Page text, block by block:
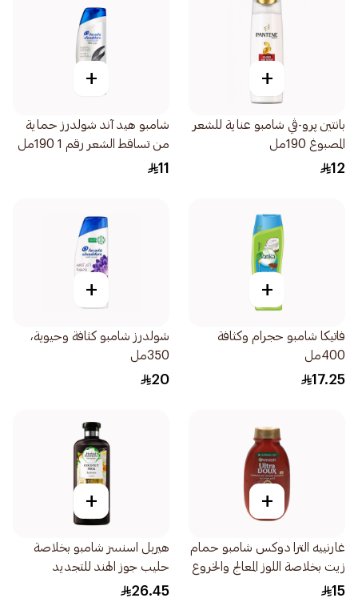
+
بانتين پرو-ڤي شامبو عناية للشعر
المصبوغ 190مل
12
+
شامبو هيد آند شولدرز حماية
من تساقط الشعر رقم 1 190مل
11
+
فاتيكا شامبو حجرام وكثافة
400مل
17.25
+
شولدرز شامبو كثافة وحيوية،
350مل
20
+
غارنييه الترا دوكس شامبو حمام
زيت بخلاصة اللوز المعالج والخروع
200مل
15
+
هيربل اسنسز شامبو بخلاصة
حليب جوز الهند للتجديد
والترطيب 400مل
26.45